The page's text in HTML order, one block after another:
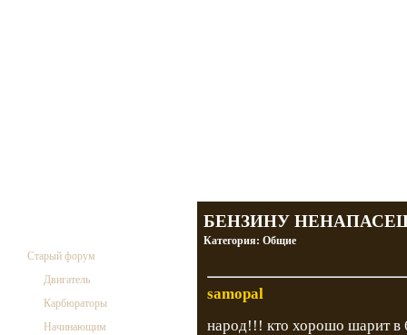
Старый форум
Двигатель
Карбюраторы
Начинающим
БЕНЗИНУ
Категория: Общие
samopal
народ!!! кто хорошо шарит в